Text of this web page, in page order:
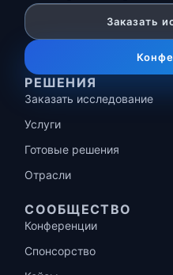
Заказать
РЕШЕНИЯ
Заказать исследование
Услуги
Готовые решения
Отрасли
СООБЩЕСТВО
Конференции
Спонсорство